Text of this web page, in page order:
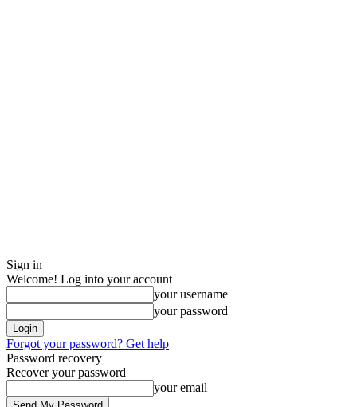
Sign in
Welcome! Log into your account
your username
your password
Forgot your password? Get help
Password recovery
Recover your password
your email